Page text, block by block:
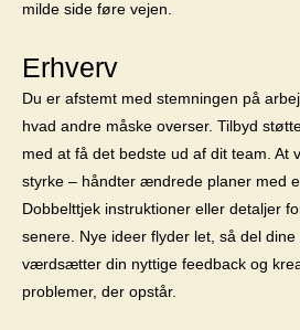
milde side føre vejen.
Erhverv
Du er afstemt med stemningen på
hvad andre måske overser. Tilbyd
med at få det bedste ud af dit team. At
styrke – håndter ændrede planer med
Dobbelttjek instruktioner eller detaljer
senere. Nye ideer flyder let, så del dine
værdsætter din nyttige feedback og
problemer, der opstår.